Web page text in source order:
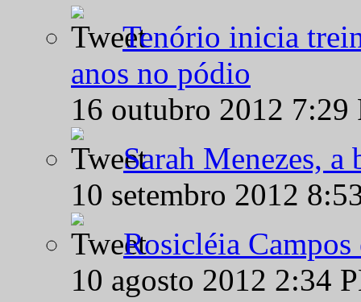
Tenório inicia
anos no pódio
16 outubro 2012
Sarah Menezes,
10 setembro 2012
Rosicléia
10 agosto 2012 2:34